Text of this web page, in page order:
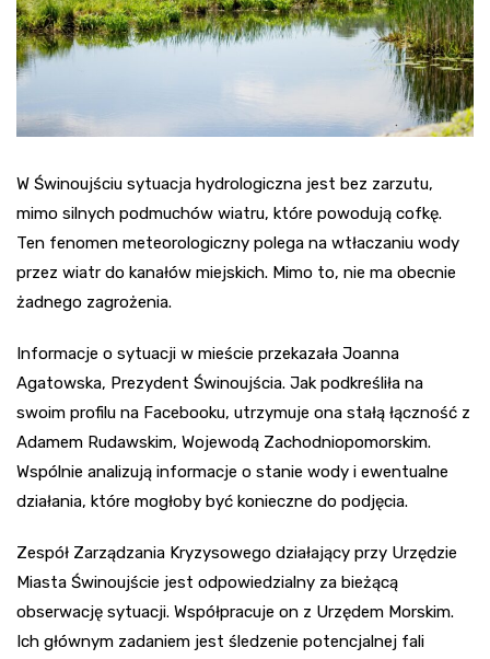
W Świnoujściu sytuacja hydrologiczna jest bez zarzutu,
mimo silnych podmuchów wiatru, które powodują cofkę.
Ten fenomen meteorologiczny polega na wtłaczaniu wody
przez wiatr do kanałów miejskich. Mimo to, nie ma obecnie
żadnego zagrożenia.
Informacje o sytuacji w mieście przekazała Joanna
Agatowska, Prezydent Świnoujścia. Jak podkreśliła na
swoim profilu na Facebooku, utrzymuje ona stałą łączność z
Adamem Rudawskim, Wojewodą Zachodniopomorskim.
Wspólnie analizują informacje o stanie wody i ewentualne
działania, które mogłoby być konieczne do podjęcia.
Zespół Zarządzania Kryzysowego działający przy Urzędzie
Miasta Świnoujście jest odpowiedzialny za bieżącą
obserwację sytuacji. Współpracuje on z Urzędem Morskim.
Ich głównym zadaniem jest śledzenie potencjalnej fali